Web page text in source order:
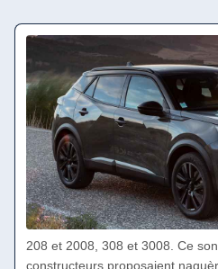
208 et 2008, 308 et 3008. Ce
constructeurs proposaient